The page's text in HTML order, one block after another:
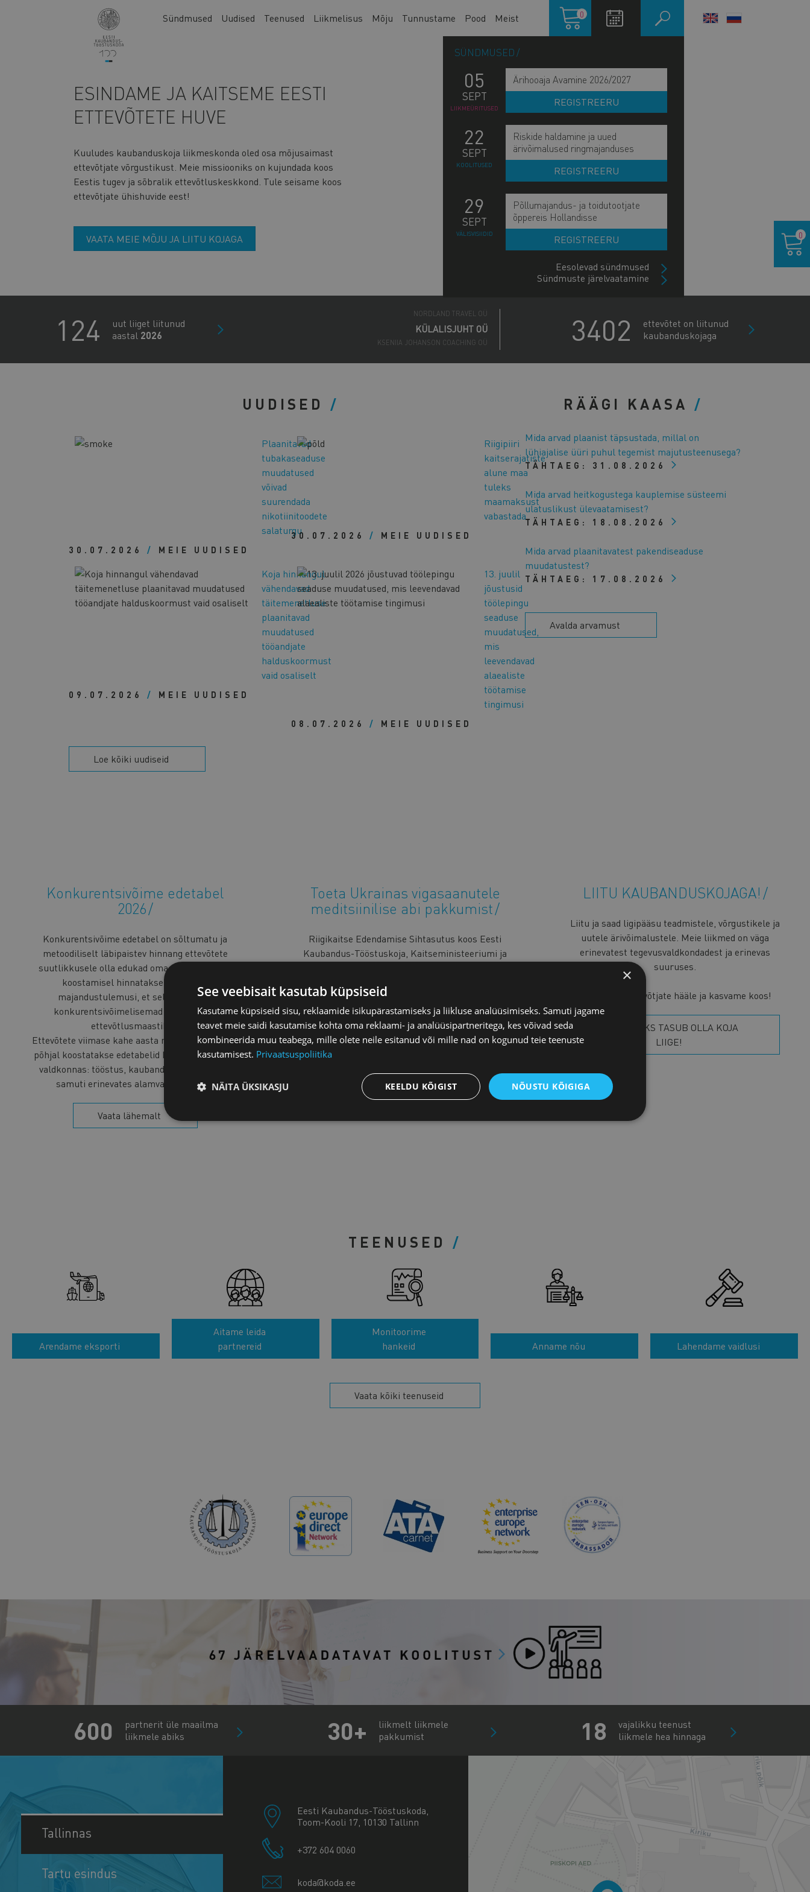
Main
Sündmused Uudised Teenused Liikmelisus Mõju Tunnustame Pood Meist
Ostukorv
0
SÜNDMUSED
05
SEPT
LIIKMEÜRITUSED
Ärihooaja Avamine 2026/2027
REGISTREERU
22
SEPT
KOOLITUSED
Riskide haldamine ja uued
ärivõimalused ringmajanduses
REGISTREERU
29
SEPT
VÄLISVISIIDID
Põllumajandus- ja toidutootjate
õppereis Hollandisse
REGISTREERU
Eesolevad sündmused
Sündmuste järelvaatamine
LANGUAGE
ESINDAME JA KAITSEME EESTI
ETTEVÕTETE HUVE
Kuuludes kaubanduskoja liikmeskonda oled osa mõjusaimast
ettevõtjate võrgustikust. Meie missiooniks on kujundada koos
Eestis tugev ja sõbralik ettevõtluskeskkond. Tule seisame koos
ettevõtjate ühishuvide eest!
VAATA MEIE MÕJU JA LIITU KOJAGA
124
uut liiget liitunud
aastal 2026
NORDLAND TRAVEL OÜ
KÜLALISJUHT OÜ
KSENIIA JOHANSON COACHING OÜ
LUUV OÜ
CONMEO OÜ
ANJANAHARA CORPORATION OÜ
RR INTERIOR OÜ
ECOSH LIFE OÜ
NORDLAND TRAVEL OÜ
3402
ettevõtet on liitunud
kaubanduskojaga
UUDISED
Plaanitavad
tubakaseaduse
muudatused
võivad
suurendada
nikotiinitoodete
salaturgu
30.07.2026 / MEIE UUDISED
Riigipiiri
kaitserajatiste
alune maa
tuleks
maamaksust
vabastada
30.07.2026 / MEIE UUDISED
Koja hinnangul
vähendavad
täitemenetluse
plaanitavad
muudatused
tööandjate
halduskoormust
vaid osaliselt
09.07.2026 / MEIE UUDISED
13. juulil
jõustusid
töölepingu
seaduse
muudatused,
mis
leevendavad
alaealiste
töötamise
tingimusi
08.07.2026 / MEIE UUDISED
Loe kõiki uudiseid
RÄÄGI KAASA
Mida arvad plaanist täpsustada, millal on
lühiajalise üüri puhul tegemist majutusteenusega?
TÄHTAEG: 31.08.2026
Mida arvad heitkogustega kauplemise süsteemi
ulatuslikust ülevaatamisest?
TÄHTAEG: 18.08.2026
Mida arvad plaanitavatest pakendiseaduse
muudatustest?
TÄHTAEG: 17.08.2026
Avalda arvamust
Konkurentsivõime edetabel
2026
Konkurentsivõime edetabel on sõltumatu ja
metoodiliselt läbipaistev hinnang ettevõtete
suutlikkusele olla edukad oma sektoris. Selle
koostamisel hinnatakse ettevõtete
majandustulemusi, et selgitada välja
konkurentsivõimelisemad tegijad Eesti
ettevõtlusmaastikul.
Ettevõtete viimase kahe aasta majandusnäitajate
põhjal koostatakse edetabelid kolmes peamises
valdkonnas: tööstus, kaubandus ja teenindus,
samuti erinevates alamvaldkondades.
Vaata lähemalt
Toeta Ukrainas vigasaanutele
meditsiinilise abi pakkumist
Riigikaitse Edendamise Sihtasutus koos Eesti
Kaubandus-Tööstuskoja, Kaitseministeeriumi ja
ja saatmist sõjakoldesse.
Loe lähemalt
LIITU KAUBANDUSKOJAGA!
Liitu ja saad ligipääsu teadmistele, võrgustikele ja
uutele ärivõimalustele. Meie liikmed on väga
erinevatest tegevusvaldkondadest ja erinevas
suuruses.
Ühendame ettevõtjate hääle ja kasvame koos!
VAATA, MIKS TASUB OLLA KOJA
LIIGE!
TEENUSED
Arendame eksporti
Aitame leida
partnereid
Monitoorime
hankeid
Anname nõu Lahendame vaidlusi
Vaata kõiki teenuseid
600
partnerit üle maailma
liikmele abiks
30+
liikmelt liikmele
pakkumist
18
vajalikku teenust
liikmele hea hinnaga
0
Tallinnas
Tartu esindus
Eesti Kaubandus-Tööstuskoda,
Toom-Kooli 17, 10130 Tallinn
+372 604 0060
koda@koda.ee
×
See veebisait kasutab küpsiseid
Kasutame küpsiseid sisu, reklaamide isikupärastamiseks ja liikluse analüüsimiseks. Samuti jagame
teavet meie saidi kasutamise kohta oma reklaami- ja analüüsipartneritega, kes võivad seda
kombineerida muu teabega, mille olete neile esitanud või mille nad on kogunud teie teenuste
kasutamisest. Privaatsuspoliitika
NÕUSTU KÕIGIGA
KEELDU KÕIGIST
NÄITA ÜKSIKASJU